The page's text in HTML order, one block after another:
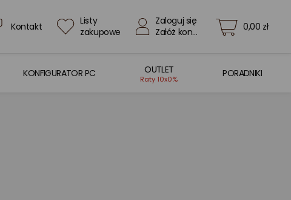
Kontakt
Listy
zakupowe
Zaloguj się
Załóż konto
0,00 zł
KONFIGURATOR PC OUTLET
Raty 10x0%
PORADNIKI